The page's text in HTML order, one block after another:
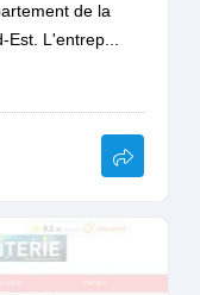
de la
L'entrep...